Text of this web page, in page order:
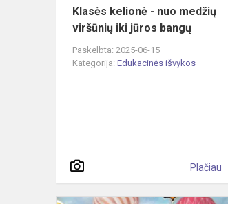
Klasės kelionė - nuo medžių
viršūnių iki jūros bangų
Paskelbta: 2025-06-15
Kategorija: Edukacinės išvykos
Plačiau